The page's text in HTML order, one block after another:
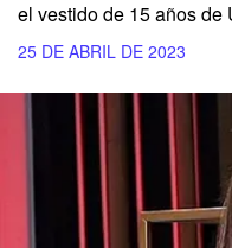
el vestido de 15 años de
25 DE ABRIL DE 2023